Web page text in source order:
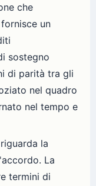
che
un
sostegno
di parità tra gli
nel quadro
nel tempo e
la
La
termini di